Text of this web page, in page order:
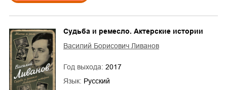
Судьба и ремесло. Актерские истории
Василий Борисович Ливанов
Год выхода: 2017
Язык: Русский